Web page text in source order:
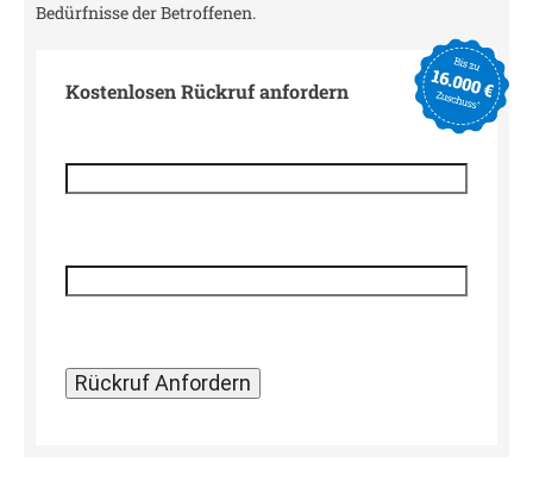
Bedürfnisse der Betroffenen.
Kostenlosen Rückruf anfordern